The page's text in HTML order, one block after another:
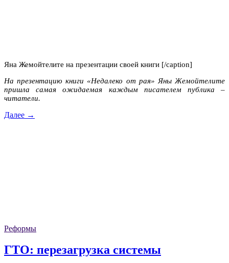
Яна Жемойтелите на презентации своей книги [/caption]
На презентацию книги «Недалеко от рая» Яны Жемойтелите
пришла самая ожидаемая каждым писателем публика –
читатели.
Далее →
Реформы
ГТО: перезагрузка системы